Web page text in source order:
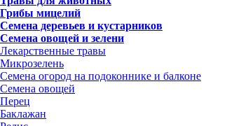
Грибы мицелий
Семена деревьев и кустарников
Семена овощей и зелени
Лекарственные травы
Микрозелень
Семена огород на подоконнике и балконе
Семена овощей
Перец
Баклажан